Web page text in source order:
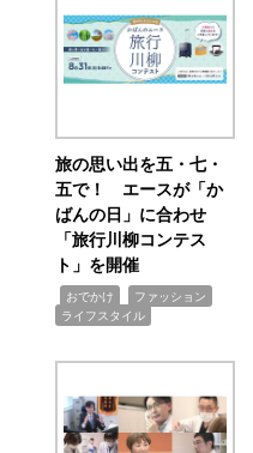
旅の思い出を五・七・
五で！ エースが「か
ばんの日」に合わせ
「旅行川柳コンテス
ト」を開催
おでかけ ファッション
ライフスタイル